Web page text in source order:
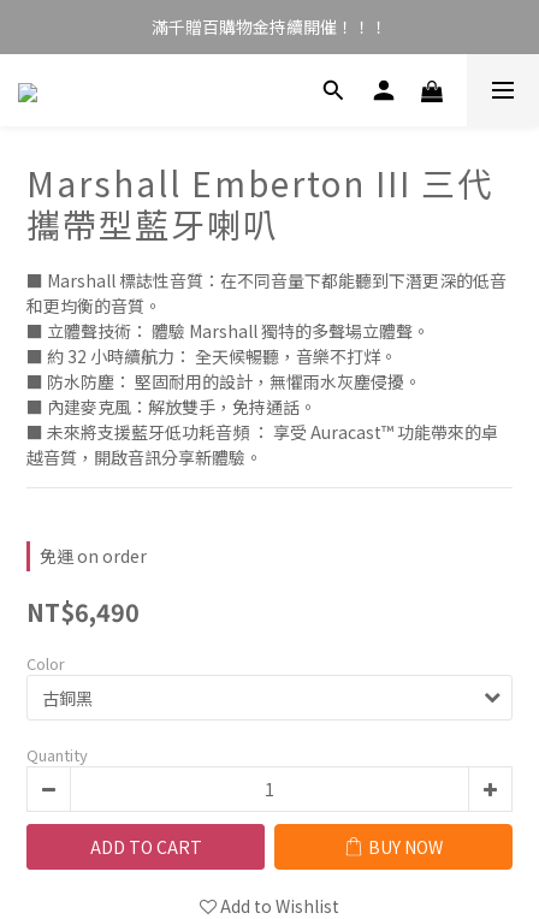
滿千贈百購物金持續開催！！！
Marshall Emberton III 三代
攜帶型藍牙喇叭
■ Marshall 標誌性音質：在不同音量下都能聽到下潛更深的低音
和更均衡的音質。
■ 立體聲技術： 體驗 Marshall 獨特的多聲場立體聲。
■ 約 32 小時續航力： 全天候暢聽，音樂不打烊。
■ 防水防塵： 堅固耐用的設計，無懼雨水灰塵侵擾。
■ 內建麥克風：解放雙手，免持通話。
■ 未來將支援藍牙低功耗音頻 ： 享受 Auracast™ 功能帶來的卓
越音質，開啟音訊分享新體驗。
免運 on order
NT$6,490
Color
Quantity
ADD TO CART BUY NOW
Add to Wishlist